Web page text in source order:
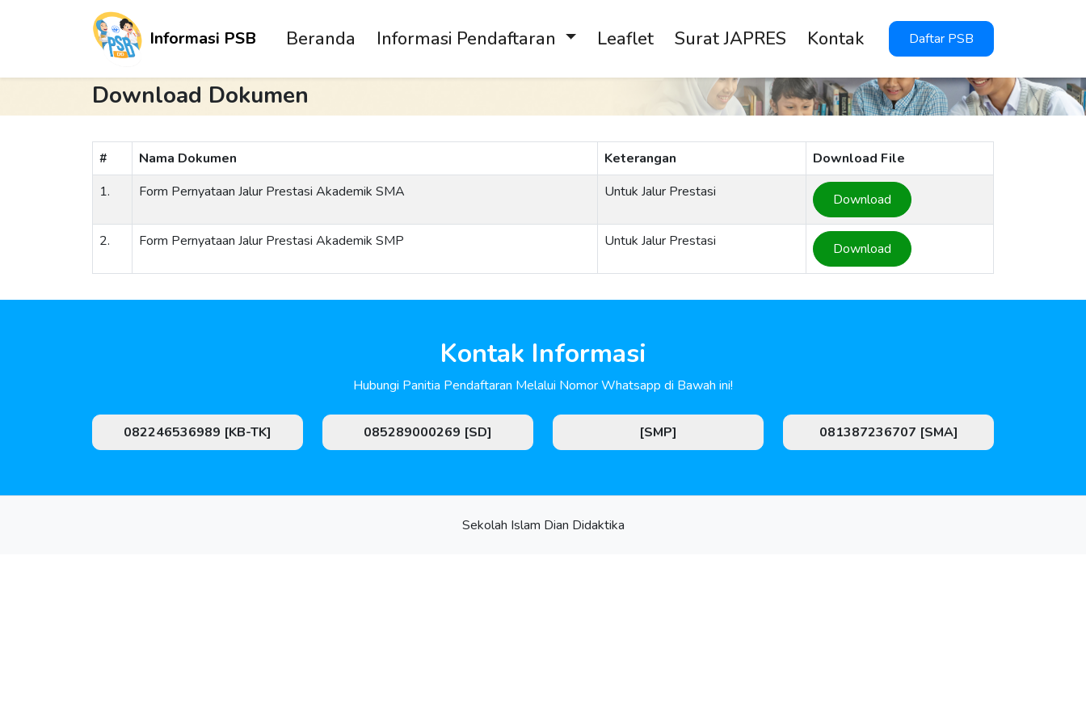
Informasi PSB Beranda Informasi Pendaftaran Leaflet Surat JAPRES Kontak
Daftar PSB
Download Dokumen
# Nama Dokumen Keterangan
Download File
1.
Form Pernyataan Jalur Prestasi Akademik SMA Untuk Jalur Prestasi Download
2. Form Pernyataan Jalur Prestasi Akademik SMP Untuk Jalur Prestasi Download
Kontak Informasi
Hubungi Panitia Pendaftaran Melalui Nomor Whatsapp di Bawah ini!
082246536989 [KB-TK] 085289000269 [SD] [SMP] 081387236707 [SMA]
Sekolah Islam Dian Didaktika